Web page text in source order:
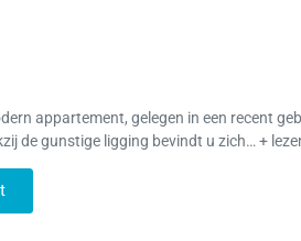
appartement, gelegen in een recent
de gunstige ligging bevindt u zich… +